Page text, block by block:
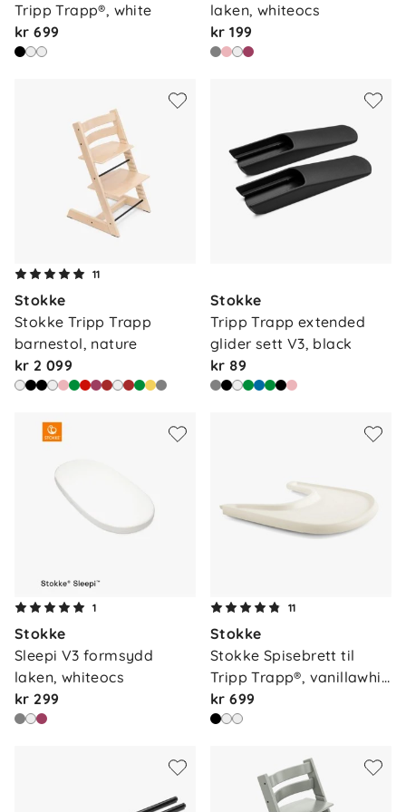
Tripp Trapp®, white
kr 699
laken, whiteocs
kr 199
11
Stokke
Stokke Tripp Trapp
barnestol, nature
kr 2 099
Stokke
Tripp Trapp extended
glider sett V3, black
kr 89
1
Stokke
Sleepi V3 formsydd
laken, whiteocs
kr 299
11
Stokke
Stokke Spisebrett til
Tripp Trapp®, vanillawhi…
kr 699